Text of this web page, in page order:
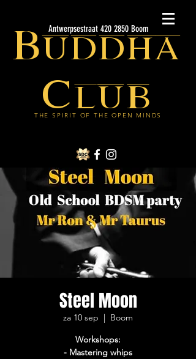
Buddha
Club
THE SPIRIT OF THE OPEN MINDS
Antwerpsestraat 420 2850 Boom
Steel Moon
za 10 sep
  |
Boom
Workshops:
- Mastering whips